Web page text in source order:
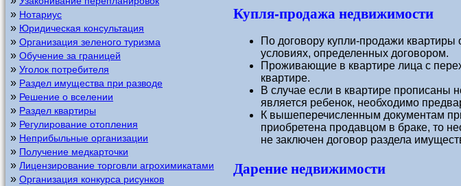
» Нотариус
» Юридическая консультация
» Организация зеленого туризма
» Обучение за границей
» Уголок потребителя
» Раздел имущества при разводе
» Решение о вселении
» Раздел квартиры
» Регулирование отопления
» Неприбыльные организации
» Получение медкарточки
» Лицензирование торговли агрохимикатами
» Организация конкурса рисунков
Купля-продажа недвижимости
По договору купли-продажи
условиях, определенных договором.
Проживающие в квартире лица с
квартире.
В случае если в квартире прописаны
является ребенок, необходимо
К вышеперечисленным документам
приобретена продавцом в браке, то
не заключен договор раздела
Дарение недвижимости